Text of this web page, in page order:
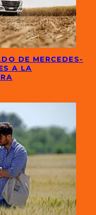
DE MERCEDES-
A LA